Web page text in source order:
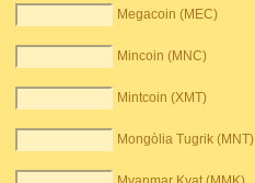
Megacoin (MEC)
Mincoin (MNC)
Mintcoin (XMT)
Mongòlia Tugrik (MNT)